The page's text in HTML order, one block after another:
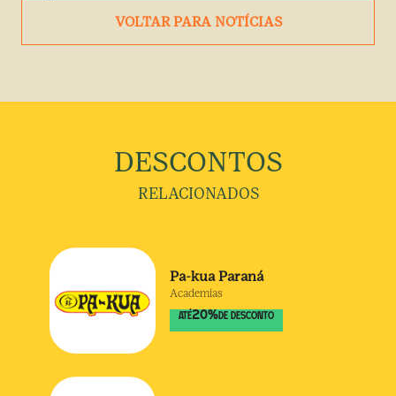
VOLTAR PARA NOTÍCIAS
DESCONTOS
RELACIONADOS
Pa-kua Paraná
Academias
ATÉ20% DE DESCONTO